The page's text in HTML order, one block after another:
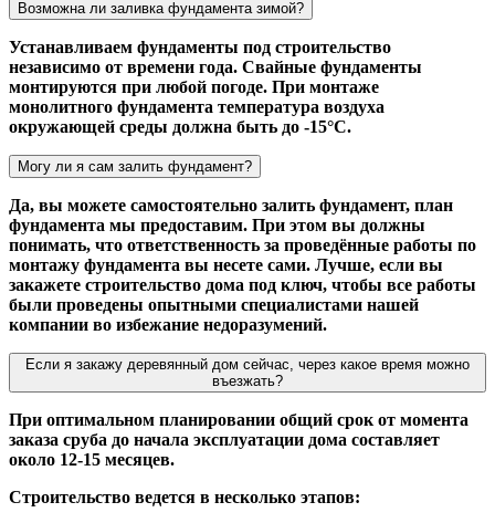
Возможна ли заливка фундамента зимой?
Устанавливаем фундаменты под строительство
независимо от времени года. Свайные фундаменты
монтируются при любой погоде. При монтаже
монолитного фундамента температура воздуха
окружающей среды должна быть до -15°С.
Могу ли я сам залить фундамент?
Да, вы можете самостоятельно залить фундамент, план
фундамента мы предоставим. При этом вы должны
понимать, что ответственность за проведённые работы по
монтажу фундамента вы несете сами. Лучше, если вы
закажете строительство дома под ключ, чтобы все работы
были проведены опытными специалистами нашей
компании во избежание недоразумений.
Если я закажу деревянный дом сейчас, через какое время можно
въезжать?
При оптимальном планировании общий срок от момента
заказа сруба до начала эксплуатации дома составляет
около 12-15 месяцев.
Строительство ведется в несколько этапов: